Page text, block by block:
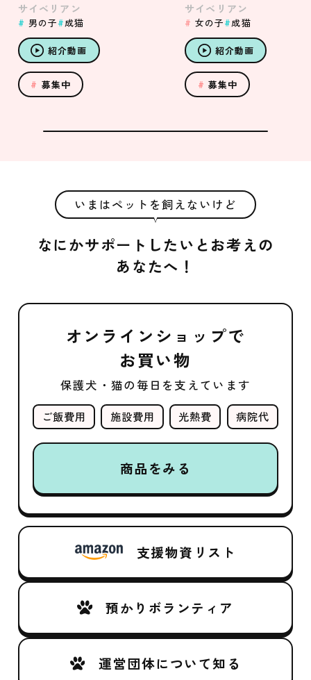
サイベリアン
男の子 成猫
紹介動画
募集中
サイベリアン
女の子 成猫
紹介動画
募集中
いまはペットを飼えないけど
なにかサポートしたいとお考えの
あなたへ！
オンラインショップで
お買い物
保護犬・猫の毎日を支えています
ご飯費用 施設費用 光熱費 病院代
商品をみる
支援物資リスト
預かりボランティア
運営団体について知る